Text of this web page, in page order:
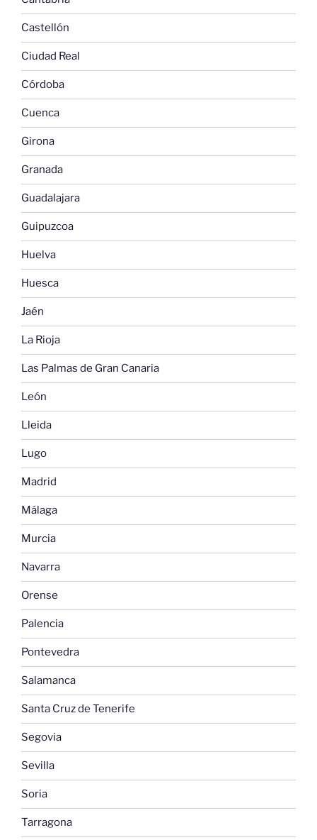
Castellón
Ciudad Real
Córdoba
Cuenca
Girona
Granada
Guadalajara
Guipuzcoa
Huelva
Huesca
Jaén
La Rioja
Las Palmas de Gran Canaria
León
Lleida
Lugo
Madrid
Málaga
Murcia
Navarra
Orense
Palencia
Pontevedra
Salamanca
Santa Cruz de Tenerife
Segovia
Sevilla
Soria
Tarragona